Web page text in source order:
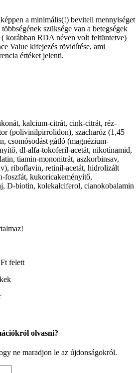
a minimális(!) beviteli mennyiséget
szüksége van a betegségek
korábban RDA néven volt feltüntetve)
Value kifejezés rövidítése, ami
értéket jelenti.
kalcium-citrát, cink-citrát, réz-
(polivinilpirrolidon), szacharóz (1,45
csomósodást gátló (magnézium-
dl-alfa-tokoferil-acetát, nikotinamid,
tiamin-mononitrát, aszkorbinsav,
riboflavin, retinil-acetát, hidrolizált
foszfát, kukoricakeményítő,
D-biotin, kolekalciferol, cianokobalamin
felett
olvasni?
ne maradjon le az újdonságokról.